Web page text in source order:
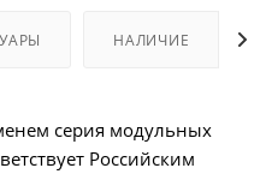
НАЛИЧИЕ
серия модульных
Российским